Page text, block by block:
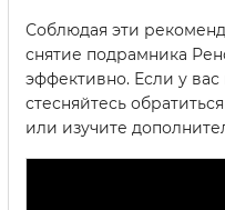
Соблюдая эти
снятие подрамника
эффективно. Если у
стесняйтесь
или изучите